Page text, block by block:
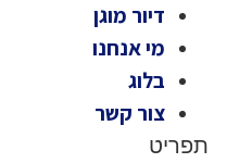
דיור מוגן
מי אנחנו
בלוג
צור קשר
תפריט